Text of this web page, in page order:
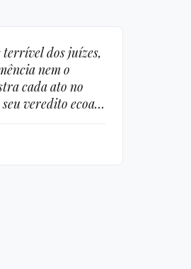
terrível dos juízes,
nem o
cada ato no
veredito ecoa